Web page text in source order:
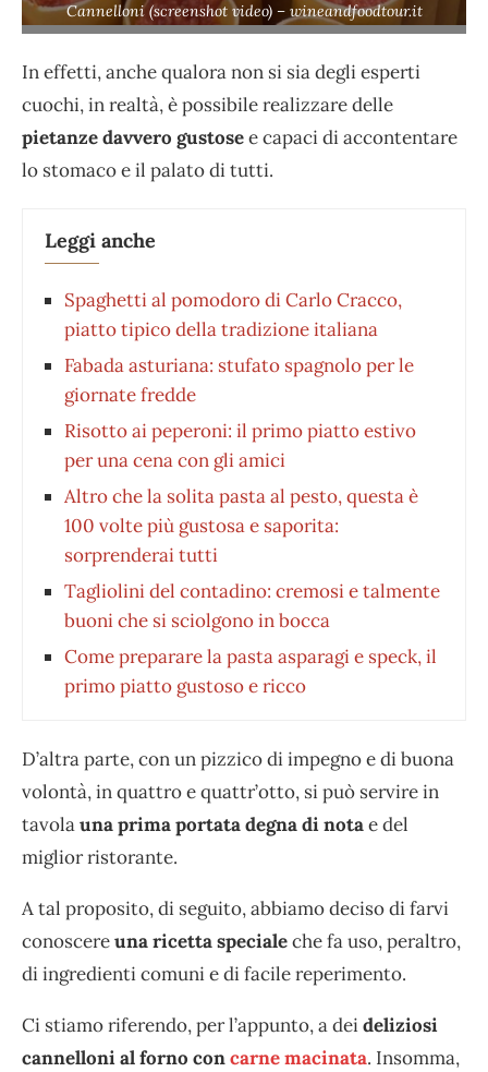
Cannelloni (screenshot video) – wineandfoodtour.it
In effetti, anche qualora non si sia degli esperti
cuochi, in realtà, è possibile realizzare delle
pietanze davvero gustosee capaci di accontentare
lo stomaco e il palato di tutti.
Leggi anche
Spaghetti al pomodoro di Carlo Cracco,
piatto tipico della tradizione italiana
Fabada asturiana: stufato spagnolo per le
giornate fredde
Risotto ai peperoni: il primo piatto estivo
per una cena con gli amici
Altro che la solita pasta al pesto, questa è
100 volte più gustosa e saporita:
sorprenderai tutti
Tagliolini del contadino: cremosi e talmente
buoni che si sciolgono in bocca
Come preparare la pasta asparagi e speck, il
primo piatto gustoso e ricco
D’altra parte, con un pizzico di impegno e di buona
volontà, in quattro e quattr’otto, si può servire in
tavolauna prima portata degna di notae del
miglior ristorante.
A tal proposito, di seguito, abbiamo deciso di farvi
conoscereuna ricetta specialeche fa uso, peraltro,
di ingredienti comuni e di facile reperimento.
Ci stiamo riferendo, per l’appunto, a deideliziosi
cannelloni al forno concarne macinata. Insomma,